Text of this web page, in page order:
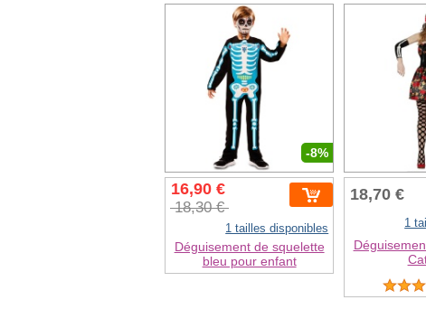
-8%
16,90 €
18,30 €
1 tailles disponibles
Déguisement de squelette
bleu pour enfant
18,70 €
1